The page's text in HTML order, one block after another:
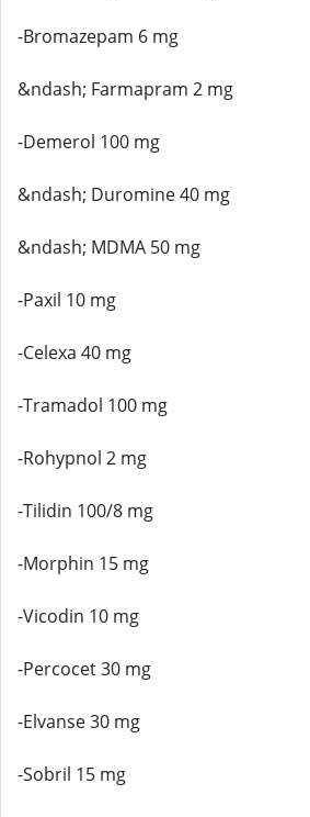
-Bromazepam 6 mg
&ndash; Farmapram 2 mg
-Demerol 100 mg
&ndash; Duromine 40 mg
&ndash; MDMA 50 mg
-Paxil 10 mg
-Celexa 40 mg
-Tramadol 100 mg
-Rohypnol 2 mg
-Tilidin 100/8 mg
-Morphin 15 mg
-Vicodin 10 mg
-Percocet 30 mg
-Elvanse 30 mg
-Sobril 15 mg